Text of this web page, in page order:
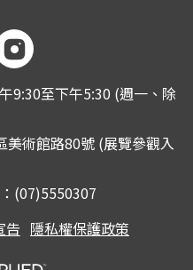
9:30至下午5:30 (週一、除
美術館路80號 (展覽參觀入
(07)5550307
告 隱私權保護政策